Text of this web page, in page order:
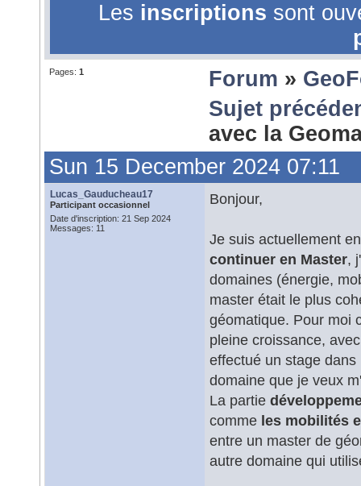
Les inscriptions sont
Pages: 1 Forum »
Sujet
avec la
Sun 15 December 2024 07:11
Lucas_Gauducheau17
Participant occasionnel
Date d'inscription: 21 Sep 2024
Messages: 11
Bonjour,
Je suis actuellement
continuer en Master,
domaines (énergie,
master était le plus
géomatique. Pour moi
pleine croissance,
effectué un stage
domaine que je veux
La partie
comme les mobilités
entre un master de
autre domaine qui